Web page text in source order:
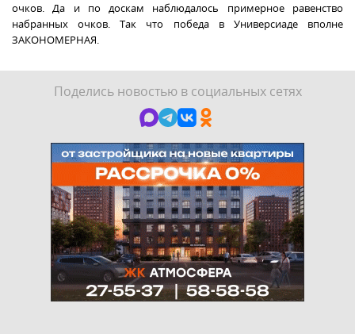
очков. Да и по доскам наблюдалось примерное равенство
набранных очков. Так что победа в Универсиаде вполне
ЗАКОНОМЕРНАЯ.
Поделись новостью в социальных сетях